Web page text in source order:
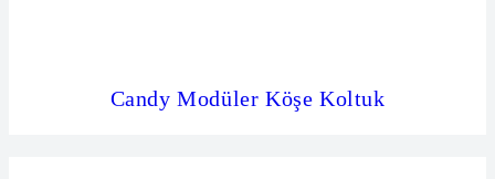
Candy Modüler Köşe Koltuk